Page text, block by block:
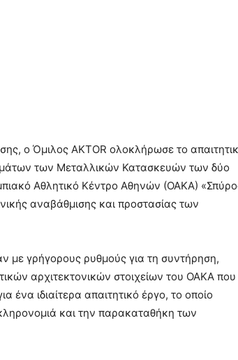
ο Όμιλος AKTOR ολοκλήρωσε το
των Μεταλλικών Κατασκευών των δύο
Αθλητικό Κέντρο Αθηνών (ΟΑΚΑ)
αναβάθμισης και προστασίας των
με γρήγορους ρυθμούς για τη συντήρηση,
αρχιτεκτονικών στοιχείων του ΟΑΚΑ που
ιδιαίτερα απαιτητικό έργο, το οποίο
και την παρακαταθήκη των